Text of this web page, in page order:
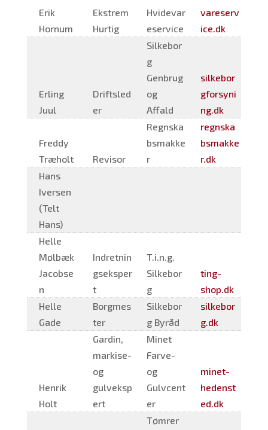
Erik
Hornum
Ekstrem
Hurtig
Hvidevar
eservice
vareserv
ice.dk
Erling
Juul
Driftsled
er
Silkebor
g
Genbrug
og
Affald
silkebor
gforsyni
ng.dk
Freddy
Træholt
Revisor
Regnska
bsmakke
r
regnska
bsmakke
r.dk
Hans
Iversen
(Telt
Hans)
Helle
Mølbæk
Jacobse
n
Indretnin
gseksper
t
T.i.n.g.
Silkebor
g
ting-
shop.dk
Helle
Gade
Borgmes
ter
Silkebor
g Byråd
silkebor
g.dk
Henrik
Holt
Gardin,
markise-
og
gulveksp
ert
Minet
Farve-
og
Gulvcent
er
minet-
hedenst
ed.dk
Tømrer